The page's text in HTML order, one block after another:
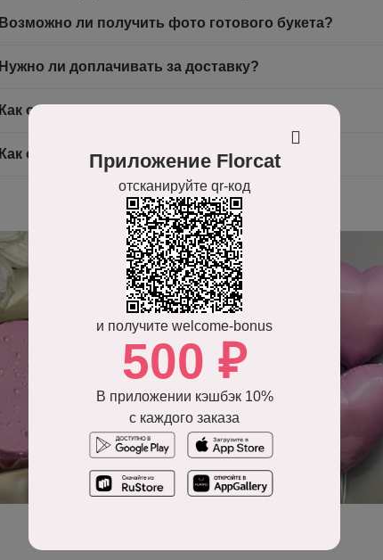
Возможно ли получить фото готового букета?
Нужно ли доплачивать за доставку?
Как оплатить заказ?
Как оформить заказ на доставку цветов?
Приложение Florcat
отсканируйте qr-код
и получите welcome-bonus
500 ₽
В приложении кэшбэк 10%
с каждого заказа